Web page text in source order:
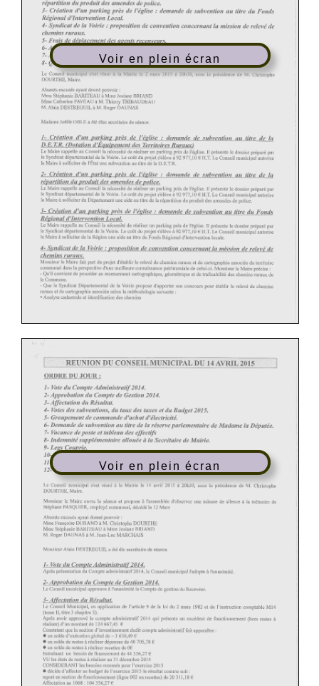
Voir en plein écran
Voir en plein écran